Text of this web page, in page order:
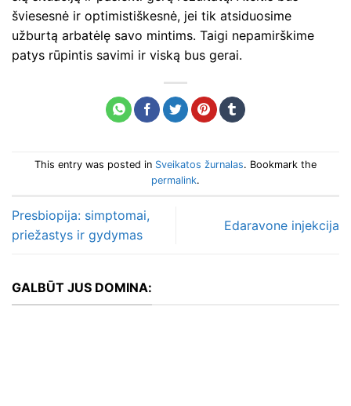
šviesesnė ir optimistiškesnė, jei tik atsiduosime
užburtą arbatėlę savo mintims. Taigi nepamirškime
patys rūpintis savimi ir viską bus gerai.
This entry was posted in Sveikatos žurnalas. Bookmark the
permalink.
Presbiopija: simptomai,
priežastys ir gydymas
Edaravone injekcija
GALBŪT JUS DOMINA: